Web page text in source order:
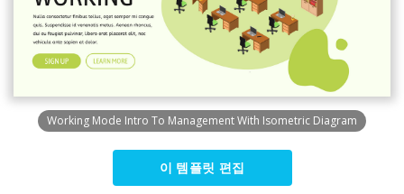
Working Mode Intro To Management With Isometric Diagram
이 템플릿 편집